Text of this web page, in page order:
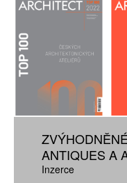
ANTIQUES A
Inzerce